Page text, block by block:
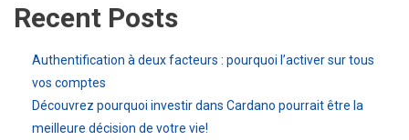
Recent Posts
Authentification à deux facteurs : pourquoi l’activer sur tous
vos comptes
Découvrez pourquoi investir dans Cardano pourrait être la
meilleure décision de votre vie!